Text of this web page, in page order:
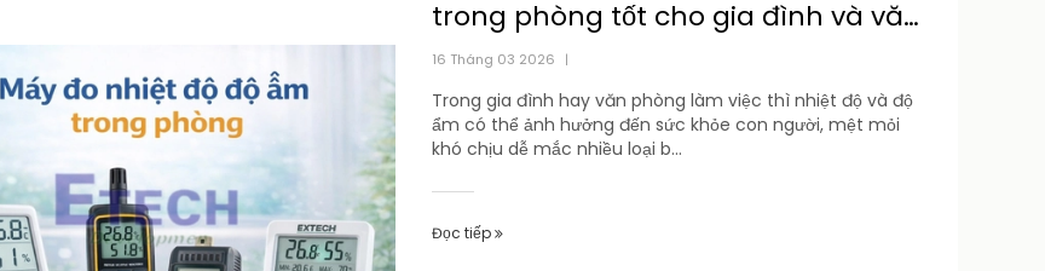
trong phòng tốt cho gia đình và văn
phòng
16 Tháng 03 2026 |
Trong gia đình hay văn phòng làm việc thì nhiệt độ và độ
ẩm có thể ảnh hưởng đến sức khỏe con người, mệt mỏi
khó chịu dễ mắc nhiều loại b...
Đọc tiếp